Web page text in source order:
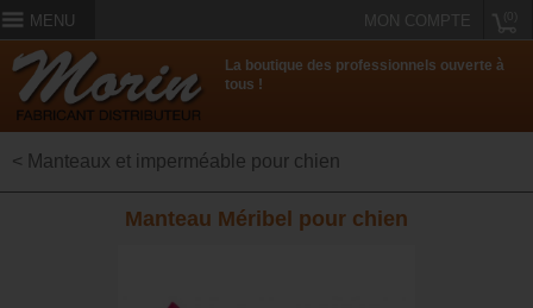
MENU MON COMPTE
La boutique des professionnels ouverte à
tous !
< Manteaux et imperméable pour chien
Manteau Méribel pour chien